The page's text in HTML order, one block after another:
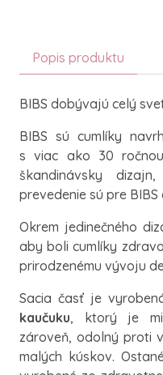
Popis produktu
BIBS dobývajú celý
BIBS sú cumlíky
s viac ako 30 ročnou
škandinávsky
prevedenie sú pre
Okrem jedinečného
aby boli cumlíky
prirodzenému vývoju
Sacia časť je
kaučuku, ktorý je
zároveň, odolný proti
malých kúskov.